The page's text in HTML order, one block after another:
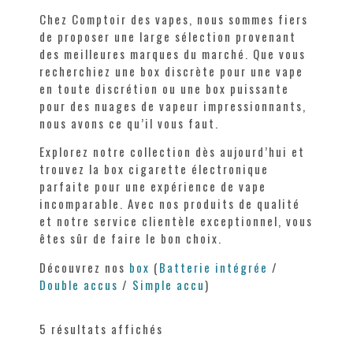
Chez Comptoir des vapes, nous sommes fiers
de proposer une large sélection provenant
des meilleures marques du marché. Que vous
recherchiez une box discrète pour une vape
en toute discrétion ou une box puissante
pour des nuages de vapeur impressionnants,
nous avons ce qu’il vous faut.
Explorez notre collection dès aujourd’hui et
trouvez la box cigarette électronique
parfaite pour une expérience de vape
incomparable. Avec nos produits de qualité
et notre service clientèle exceptionnel, vous
êtes sûr de faire le bon choix.
Découvrez nos box (Batterie intégrée /
Double accus / Simple accu)
5 résultats affichés